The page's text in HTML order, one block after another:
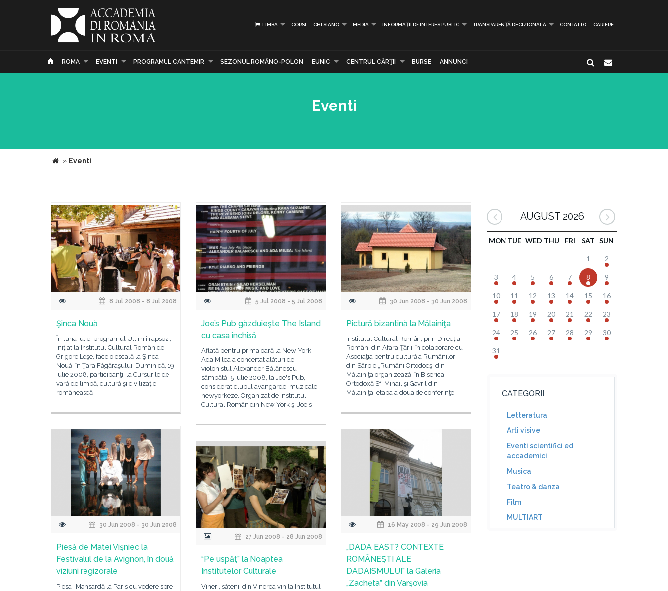
LIMBA CORSI CHI SIAMO MEDIA INFORMAȚII DE INTERES PUBLIC TRANSPARENȚĂ DECIZIONALĂ CONTATTO CARIERE
ROMA EVENTI PROGRAMUL CANTEMIR SEZONUL ROMÂNO-POLON EUNIC CENTRUL CĂRŢII BURSE ANNUNCI
Eventi
» Eventi
8 Jul 2008 - 8 Jul 2008
Şinca Nouă
În luna iulie, programul Ultimii rapsozi,
iniţiat la Institutul Cultural Român de
Grigore Leşe, face o escală la Şinca
Nouă, în Ţara Făgăraşului. Duminică, 19
iulie 2008, participanţii la Cursurile de
vară de limbă, cultură şi civilizaţie
românească
5 Jul 2008 - 5 Jul 2008
Joe’s Pub găzduieşte The Island
cu casa închisă
Aflată pentru prima oară la New York,
Ada Milea a concertat alături de
violonistul Alexander Bălănescu
sâmbătă, 5 iulie 2008, la Joe's Pub,
considerat clubul avangardei muzicale
newyorkeze. Organizat de Institutul
Cultural Român din New York şi Joe's
30 Jun 2008 - 30 Jun 2008
Pictură bizantină la Mălainiţa
Institutul Cultural Român, prin Direcţia
Români din Afara Ţării, în colaborare cu
Asociaţia pentru cultură a Rumânilor
din Sârbie „Rumâni Ortodocşi din
Mălainiţa organizează, în Biserica
Ortodoxă Sf. Mihail şi Gavril din
Mălainiţa, etapa a doua de conferinţe
30 Jun 2008 - 30 Jun 2008
Piesă de Matei Vişniec la
Festivalul de la Avignon, în două
viziuni regizorale
Piesa „Mansardă la Paris cu vedere spre
16 May 2008 - 29 Jun 2008
„DADA EAST? CONTEXTE
ROMÂNEŞTI ALE
DADAISMULUI” la Galeria
„Zachęta” din Varşovia
27 Jun 2008 - 28 Jun 2008
“Pe uspăţ” la Noaptea
Institutelor Culturale
Vineri, sătenii din Vinerea vin la Institutul
AUGUST 2026
MON TUE WED THU FRI SAT SUN
1 2
3 4 5 6 7 8 9
10 11 12 13 14 15 16
17 18 19 20 21 22 23
24 25 26 27 28 29 30
31
CATEGORII
Letteratura
Arti visive
Eventi scientifici ed
accademici
Musica
Teatro & danza
Film
MULTIART